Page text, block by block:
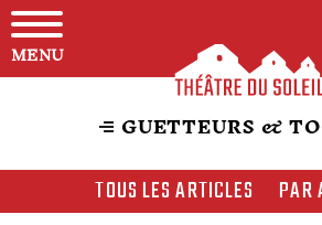
MENU
GUETTEURS &
TOUS LES ARTICLES PAR